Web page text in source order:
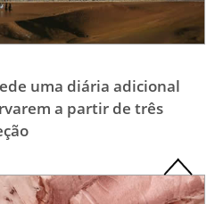
uma diária adicional
a partir de três